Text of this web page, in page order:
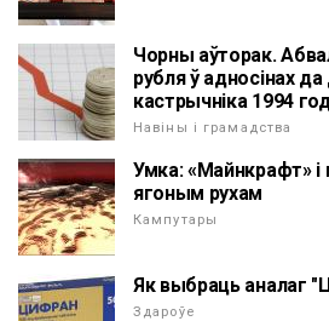
Чорны аўторак.
рубля ў адносінах
кастрычніка 1994
Навіны і грамадства
Умка: «Майнкрафт» і
ягоным рухам
Кампутары
Як выбраць аналаг
Здароўе